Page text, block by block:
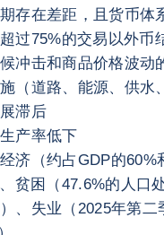
存在差距，且货币体
过75%的交易以外币
冲击和商品价格波动
（道路、能源、供水
滞后
产率低下
济（约占GDP的60%
贫困（47.6%的人口
、失业（2025年第二